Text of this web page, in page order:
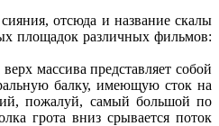
отсюда и название скалы
площадок различных фильмов:
массива представляет собой
балку, имеющую сток на
пожалуй, самый большой по
грота вниз срывается поток